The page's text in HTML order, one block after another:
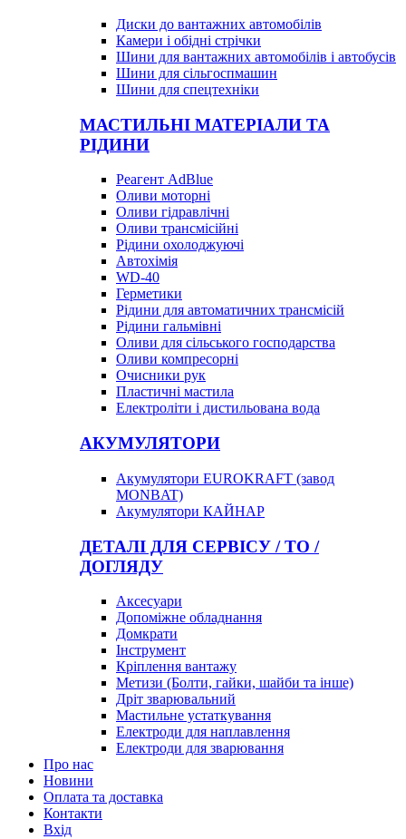
Диски до вантажних автомобілів
Камери і обідні стрічки
Шини для вантажних автомобілів і автобусів
Шини для сільгоспмашин
Шини для спецтехніки
МАСТИЛЬНІ МАТЕРІАЛИ ТА
РІДИНИ
Реагент AdBlue
Оливи моторні
Оливи гідравлічні
Оливи трансмісійні
Рідини охолоджуючі
Автохімія
WD-40
Герметики
Рідини для автоматичних трансмісій
Рідини гальмівні
Оливи для сільського господарства
Оливи компресорні
Очисники рук
Пластичні мастила
Електроліти і дистильована вода
АКУМУЛЯТОРИ
Акумулятори EUROKRAFT (завод
MONBAT)
Акумулятори КАЙНАР
ДЕТАЛІ ДЛЯ СЕРВІСУ / ТО /
ДОГЛЯДУ
Аксесуари
Допоміжне обладнання
Домкрати
Інструмент
Кріплення вантажу
Метизи (Болти, гайки, шайби та інше)
Дріт зварювальний
Мастильне устаткування
Електроди для наплавлення
Електроди для зварювання
Про нас
Новини
Оплата та доставка
Контакти
Вхiд